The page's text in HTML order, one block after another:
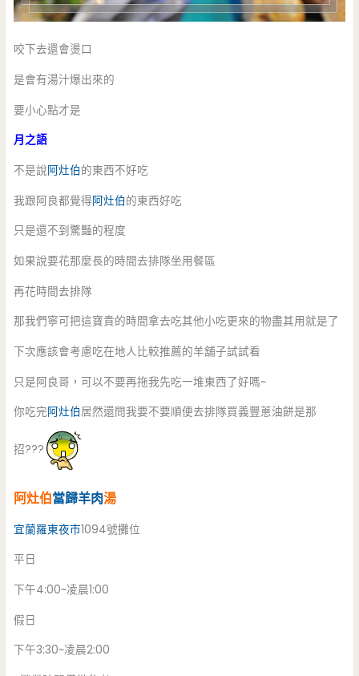
咬下去還會燙口
是會有湯汁爆出來的
要小心點才是
月之語
不是說阿灶伯的東西不好吃
我跟阿良都覺得阿灶伯的東西好吃
只是還不到驚豔的程度
如果說要花那麼長的時間去排隊坐用餐區
再花時間去排隊
那我們寧可把這寶貴的時間拿去吃其他小吃更來的物盡其用就是了
下次應該會考慮吃在地人比較推薦的羊舖子試試看
只是阿良哥，可以不要再拖我先吃一堆東西了好嗎~
你吃完阿灶伯居然還問我要不要順便去排隊買義豐蔥油餅是那
招???
阿灶伯當歸羊肉湯
宜蘭羅東夜市1094號攤位
平日
下午4:00~凌晨1:00
假日
下午3:30~凌晨2:00